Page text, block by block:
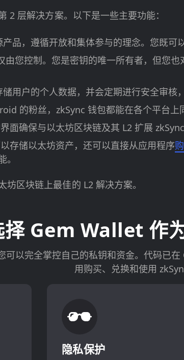
2 层解决方案。以下是一些主要功能：
品，遵循开放和集体参与的理念。您既可
由您控制。您是密钥的唯一所有者，但您
用户的个人数据，并会定期进行安全审核
的粉丝，zkSync 钱包都能在各个平台上
面确保与以太坊区块链及其 L2 扩展
存储以太坊资产，还可以直接从应用程序
区块链上最佳的 L2 解决方案。
择 Gem Wallet 作
以完全掌控自己的私钥和资金。代码已
用购买、兑换和使用
隐私保护